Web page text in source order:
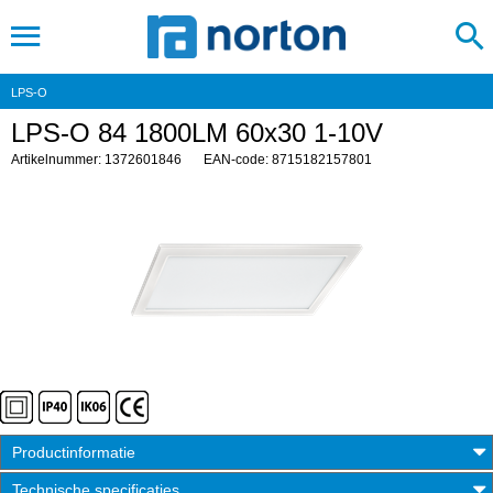
LPS-O
LPS-O 84 1800LM 60x30 1-10V
Artikelnummer: 1372601846 EAN-code: 8715182157801
Productinformatie